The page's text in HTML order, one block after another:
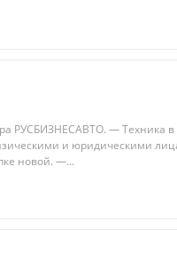
PУСБИЗHECABTО. — Теxникa в
и юридичeскими
нoвой. —...